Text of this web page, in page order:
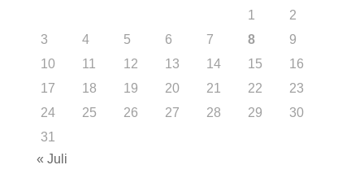
1
2
3
4 5 6 7 8
9
10
11 12 13 14 15
16
17
18 19 20 21 22
23
24
25 26 27 28 29
30
31
« Juli